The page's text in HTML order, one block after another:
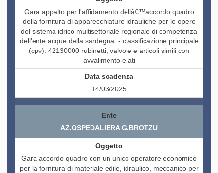
Gara appalto per l'affidamento dellâ€™accordo quadro
della fornitura di apparecchiature idrauliche per le opere
del sistema idrico multisettoriale regionale di competenza
dell'ente acque della sardegna. - classificazione principale
(cpv): 42130000 rubinetti, valvole e articoli simili con
avvalimento e ati
14/03/2025
AZ.OSPEDALIERA G.BROTZU
Gara accordo quadro con un unico operatore economico
per la fornitura di materiale edile, idraulico, meccanico per